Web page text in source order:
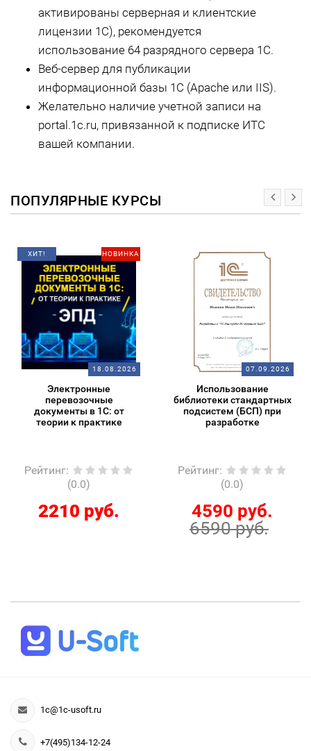
активированы серверная и клиентские
лицензии 1С), рекомендуется
использование 64 разрядного сервера 1С.
Веб-сервер для публикации
информационной базы 1С (Apache или IIS).
Желательно наличие учетной записи на
portal.1c.ru, привязанной к подписке ИТС
вашей компании.
ПОПУЛЯРНЫЕ КУРСЫ
НОВИНКА
ХИТ!
18.08.2026
Электронные
перевозочные
документы в 1С: от
теории к практике
Рейтинг:
(0.0)
2210 руб.
07.09.2026
Использование
библиотеки стандартных
подсистем (БСП) при
разработке
Рейтинг:
(0.0)
4590 руб.
6590 руб.
1c@1c-usoft.ru
+7(495)134-12-24